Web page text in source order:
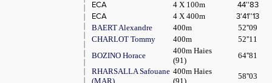
ECA 4 X 100m
44''83
ECA
4 X 400m 3'41''13
BAERT Alexandre 400m
52''09
CHARLOT Tommy
400m
52''11
BOZINO Horace
400m Haies
(91)
64''81
RHARSALLA Safouane
(MAR)
400m Haies
(91)
58''03